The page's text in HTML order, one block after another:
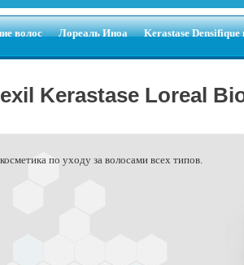
волос Лореаль Иноа Kerastase Densifique
Kerastase Loreal
по уходу за волосами всех типов.